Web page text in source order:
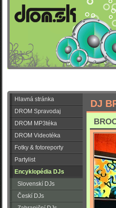
Hlavná stránka
DROM Spravodaj
DROM MP3téka
DROM Videotéka
Fotky & fotoreporty
Partylist
Encyklopédia DJs
Slovenskí DJs
Českí DJs
DJ